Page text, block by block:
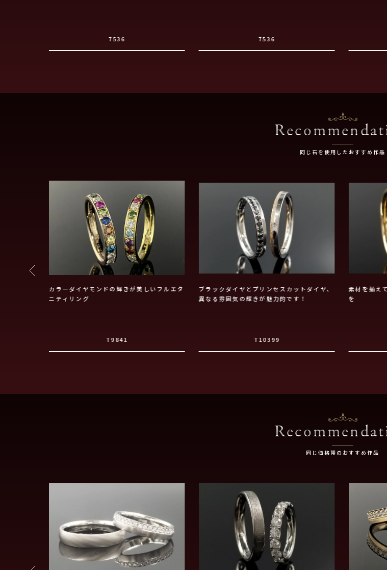
7536 7536
同じ石を使用したおすすめ作品
カラーダイヤモンドの輝きが美しいフルエタ
ニティリング
T9841
ブラックダイヤとプリンセスカットダイヤ、
異なる雰囲気の輝きが魅力的です！
T10399
素材を揃え
を
同じ価格帯のおすすめ作品